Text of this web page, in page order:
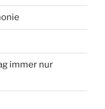
immer nur